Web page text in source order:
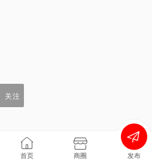
首页 商圈 发布
关注